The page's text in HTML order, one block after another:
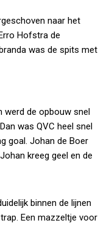
naar het
Hofstra de
was de spits met
werd de opbouw snel
was QVC heel snel
goal. Johan de Boer
kreeg geel en de
binnen de lijnen
Een mazzeltje voor